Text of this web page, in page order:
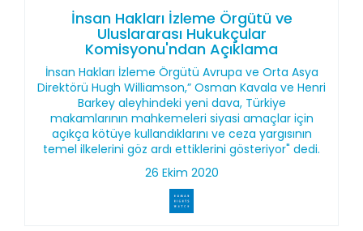
İnsan Hakları İzleme Örgütü ve
Uluslararası Hukukçular
Komisyonu'ndan Açıklama
İnsan Hakları İzleme Örgütü Avrupa ve Orta Asya
Direktörü Hugh Williamson,” Osman Kavala ve Henri
Barkey aleyhindeki yeni dava, Türkiye
makamlarının mahkemeleri siyasi amaçlar için
açıkça kötüye kullandıklarını ve ceza yargısının
temel ilkelerini göz ardı ettiklerini gösteriyor" dedi.
26 Ekim 2020